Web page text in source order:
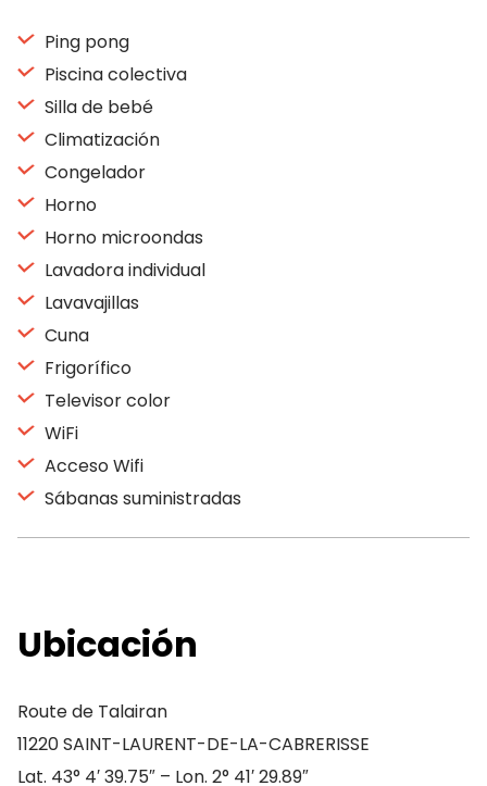
Ping pong
Piscina colectiva
Silla de bebé
Climatización
Congelador
Horno
Horno microondas
Lavadora individual
Lavavajillas
Cuna
Frigorífico
Televisor color
WiFi
Acceso Wifi
Sábanas suministradas
Ubicación
Route de Talairan
11220 SAINT-LAURENT-DE-LA-CABRERISSE
Lat. 43° 4′ 39.75″ – Lon. 2° 41′ 29.89″